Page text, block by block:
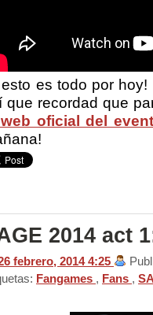
esto es todo por
que recordad que
web oficial del
2014 act
febrero, 20144:25
Fangames , Fans ,